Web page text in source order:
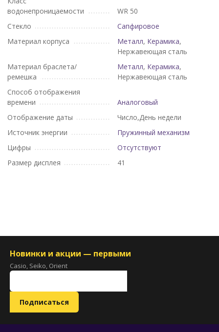
водонепроницаемости
WR 50
Стекло
Сапфировое
Материал корпуса
Металл, Керамика,
Нержавеющая сталь
Материал браслета/
ремешка
Металл, Керамика,
Нержавеющая сталь
Способ отображения
времени
Аналоговый
Отображение даты
Число,День недели
Источник энергии
Пружинный механизм
Цифры
Отсутствуют
Размер дисплея
41
Новинки и акции — первыми
Casio, Seiko, Orient